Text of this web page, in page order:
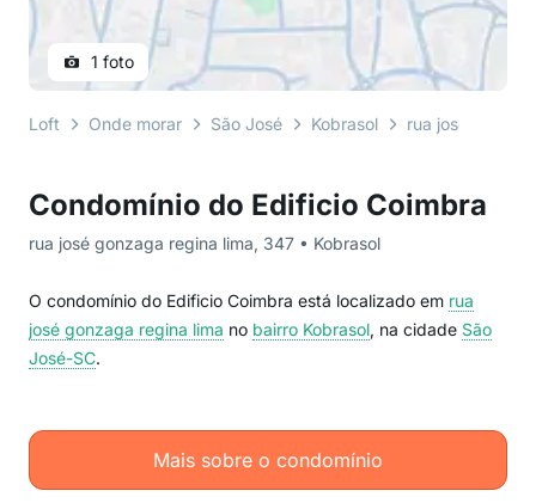
Condomínio do Edificio Coimbra
rua josé gonzaga regina lima, 347 • Kobrasol
O condomínio do Edificio Coimbra está localizado em rua
josé gonzaga regina lima no bairro Kobrasol, na cidade São
José-SC.
Mais sobre o condomínio
1 foto
Loft Onde morar São José Kobrasol rua josé